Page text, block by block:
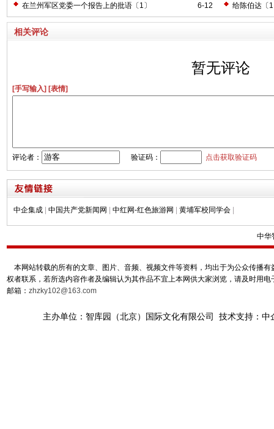
6-12
在兰州军区党委一个报告上的批语〔1〕 给陈伯达〔
相关评论
暂无评论
[手写输入] [表情]
评论者： 验证码： 点击获取验证码
中企集成 | 中国共产党新闻网 | 中红网-红色旅游网 | 黄埔军校同学会 |
中华
本网站转载的所有的文章、图片、音频、视频文件等资料，均出于为公众传播
权者联系，若所选内容作者及编辑认为其作品不宜上本网供大家浏览，请及时用
邮箱： zhzky102@163.com
主办单位：智库园（北京）国际文化有限公司 技术支持：